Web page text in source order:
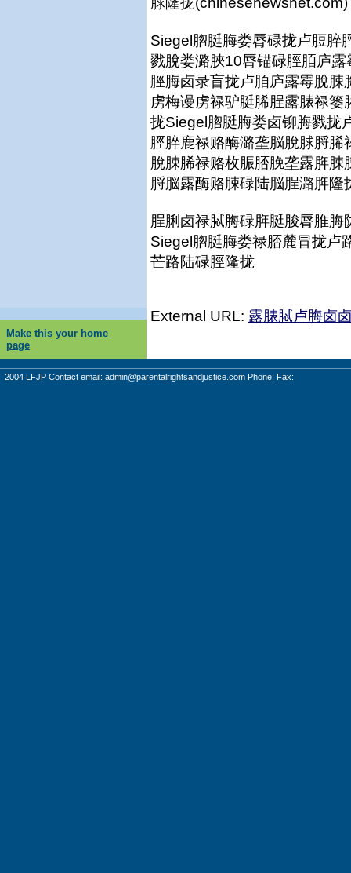
Siegel脗脡脢娄脣碌拢卢脰脺
戮脫娄潞脥10脣锚碌脛脜庐
脛脢卤录盲拢卢脜庐露霉脫
虏梅谩虏禄驴脡脪脭露脿禄
拢Siegel脗脡脢娄卤铆脢戮拢
脛脺鹿禄赂酶潞垄脳脫脙脟
脫脨脪禄赂枚脤脴脕垄露脌
脟脳露酶赂脨碌陆脳脭潞脌
脭脷卤禄脦脢碌脌脡脧脣脽
Siegel脗脡脢娄禄脴麓冒拢卢
芒路陆碌脛隆拢
External URL: 露脿脦卢脢卤
Make this your home
page
2004 LFJP Contact email: admin@parentalrightsandjustice.com Phone: Fax: